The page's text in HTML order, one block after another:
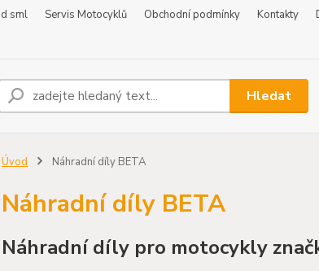
sml Servis Motocyklů Obchodní podmínky Kontakty
Hledat
Úvod Náhradní díly BETA
Náhradní díly BETA
Náhradní díly pro motocykly